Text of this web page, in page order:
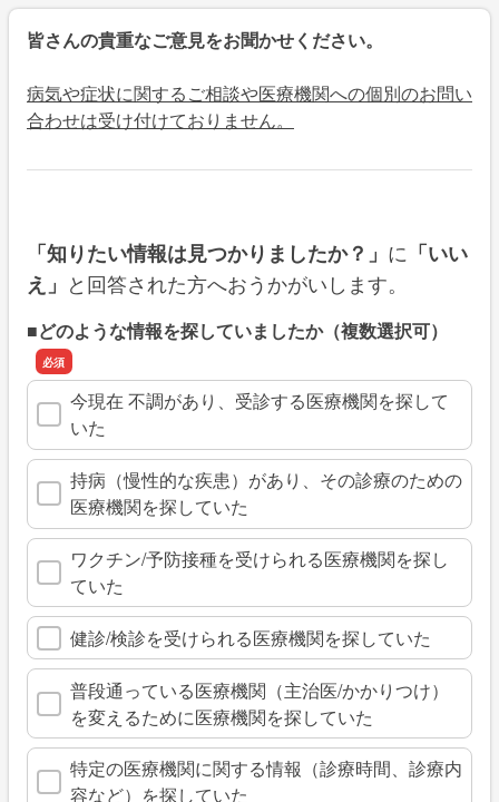
皆さんの貴重なご意見をお聞かせください。
病気や症状に関するご相談や医療機関への個別のお問い
合わせは受け付けておりません。
「知りたい情報は見つかりましたか？」 に 「いい
え」 と回答された方へおうかがいします。
■どのような情報を探していましたか（複数選択可）
今現在 不調があり、受診する医療機関を探して
いた
持病（慢性的な疾患）があり、その診療のための
医療機関を探していた
ワクチン/予防接種を受けられる医療機関を探し
ていた
健診/検診を受けられる医療機関を探していた
普段通っている医療機関（主治医/かかりつけ）
を変えるために医療機関を探していた
特定の医療機関に関する情報（診療時間、診療内
容など）を探していた